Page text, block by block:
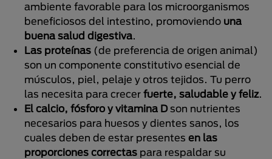
ambiente favorable para los microorganismos
beneficiosos del intestino, promoviendo una
buena salud digestiva.
Las proteínas (de preferencia de origen animal)
son un componente constitutivo esencial de
músculos, piel, pelaje y otros tejidos. Tu perro
las necesita para crecer fuerte, saludable y feliz.
El calcio, fósforo y vitamina D son nutrientes
necesarios para huesos y dientes sanos, los
cuales deben de estar presentes en las
proporciones correctas para respaldar su